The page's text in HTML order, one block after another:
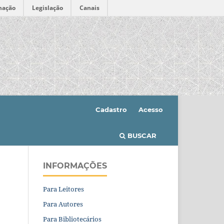
Legislação Canais
BUSCAR
Cadastro Acesso
INFORMAÇÕES
Para Leitores
Para Autores
Para Bibliotecários